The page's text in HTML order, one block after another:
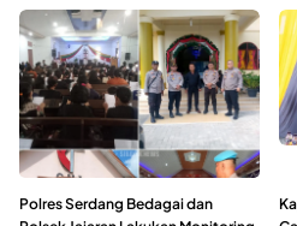
Polres Serdang Bedagai dan